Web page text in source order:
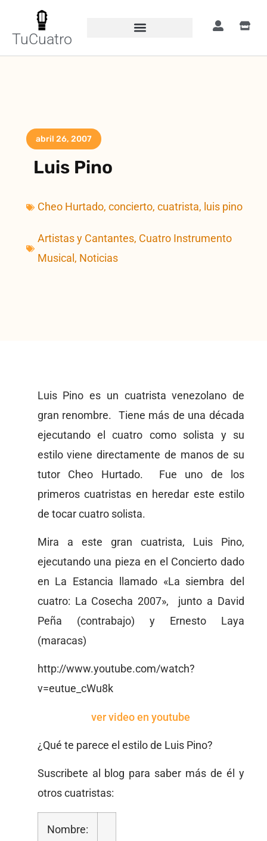
TuCuatro
abril 26, 2007
Luis Pino
Cheo Hurtado,concierto,cuatrista, luis pino
Artistas y Cantantes, Cuatro Instrumento
Musical , Noticias
Luis Pino es un cuatrista venezolano de
gran renombre. Tiene más de una década
ejecutando el cuatro como solista y su
estilo viene directamente de manos de su
tutor Cheo Hurtado. Fue uno de los
primeros cuatristas en heredar este estilo
de tocar cuatro solista.
Mira a este gran cuatrista, Luis Pino,
ejecutando una pieza en el Concierto dado
en La Estancia llamado «La siembra del
cuatro: La Cosecha 2007», junto a David
Peña (contrabajo) y Ernesto Laya
(maracas)
http://www.youtube.com/watch?
v=eutue_cWu8k
ver video en youtube
¿Qué te parece el estilo de Luis Pino?
Suscribete al blog para saber más de él y
otros cuatristas:
Nombre: